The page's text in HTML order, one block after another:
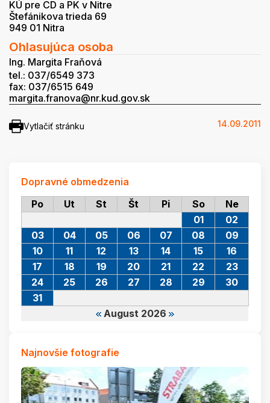
KÚ pre CD a PK v Nitre
Štefánikova trieda 69
949 01 Nitra
Ohlasujúca osoba
Ing. Margita Fraňová
tel.: 037/6549 373
fax: 037/6515 649
margita.franova@nr.kud.gov.sk
Vytlačiť stránku 14.09.2011
Dopravné obmedzenia
Po
Ut St Št Pi So Ne
August 2026
01
02
03
04 05 06 07 08
09
10
11 12 13 14 15
16
17
18 19 20 21 22
23
24
25 26 27 28 29
30
31
Najnovšie fotografie